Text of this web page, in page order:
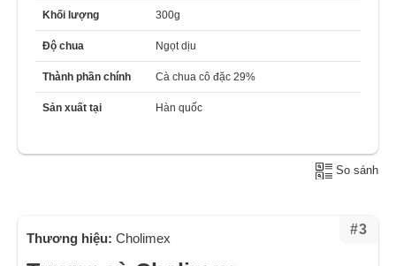
Khối lượng 300g
Độ chua Ngọt dịu
Thành phần chính Cà chua cô đặc 29%
Sản xuất tại Hàn quốc
So sánh
#3
Thương hiệu: Cholimex